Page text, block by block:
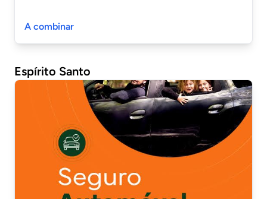
A combinar
Espírito Santo